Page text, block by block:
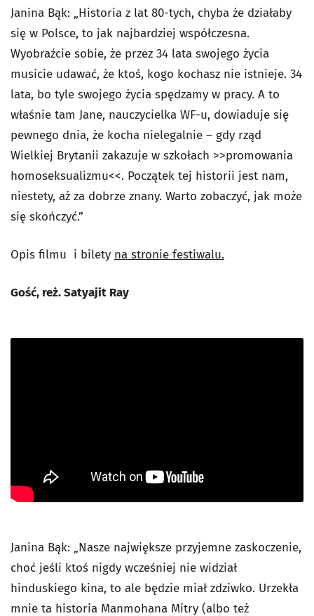
Janina Bąk: „Historia z lat 80-tych, chyba że działaby
się w Polsce, to jak najbardziej współczesna.
Wyobraźcie sobie, że przez 34 lata swojego życia
musicie udawać, że ktoś, kogo kochasz nie istnieje. 34
lata, bo tyle swojego życia spędzamy w pracy. A to
właśnie tam Jane, nauczycielka WF-u, dowiaduje się
pewnego dnia, że kocha nielegalnie – gdy rząd
Wielkiej Brytanii zakazuje w szkołach >>promowania
homoseksualizmu<<. Początek tej historii jest nam,
niestety, aż za dobrze znany. Warto zobaczyć, jak może
się skończyć.”
Opis filmu i bilety na stronie festiwalu.
Gość, reż. Satyajit Ray
Janina Bąk: „Nasze największe przyjemne zaskoczenie,
choć jeśli ktoś nigdy wcześniej nie widział
hinduskiego kina, to ale będzie miał zdziwko. Urzekła
mnie ta historia Manmohana Mitry (albo też